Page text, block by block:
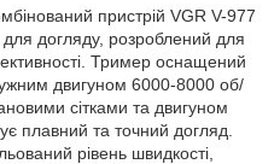
пристрій VGR V-977
догляду, розроблений для
Тример оснащений
двигуном 6000-8000 об/
сітками та двигуном
плавний та точний догляд.
рівень швидкості,